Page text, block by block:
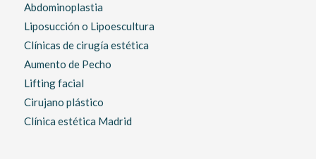
Abdominoplastia
Liposucción o Lipoescultura
Clínicas de cirugía estética
Aumento de Pecho
Lifting facial
Cirujano plástico
Clínica estética Madrid